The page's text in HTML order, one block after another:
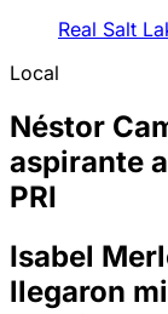
Real Salt
Local
Néstor
aspirante
PRI
Isabel
llegaron